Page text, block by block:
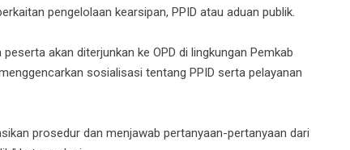
pengelolaan kearsipan, PPID atau aduan publik.
akan diterjunkan ke OPD di lingkungan Pemkab
sosialisasi tentang PPID serta pelayanan
prosedur dan menjawab pertanyaan-pertanyaan dari